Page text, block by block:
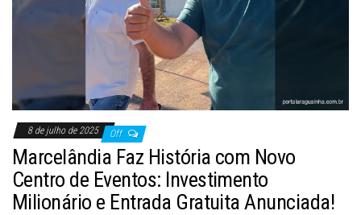
8 de julho de 2025 Off
Marcelândia Faz História com Novo
Centro de Eventos: Investimento
Milionário e Entrada Gratuita Anunciada!